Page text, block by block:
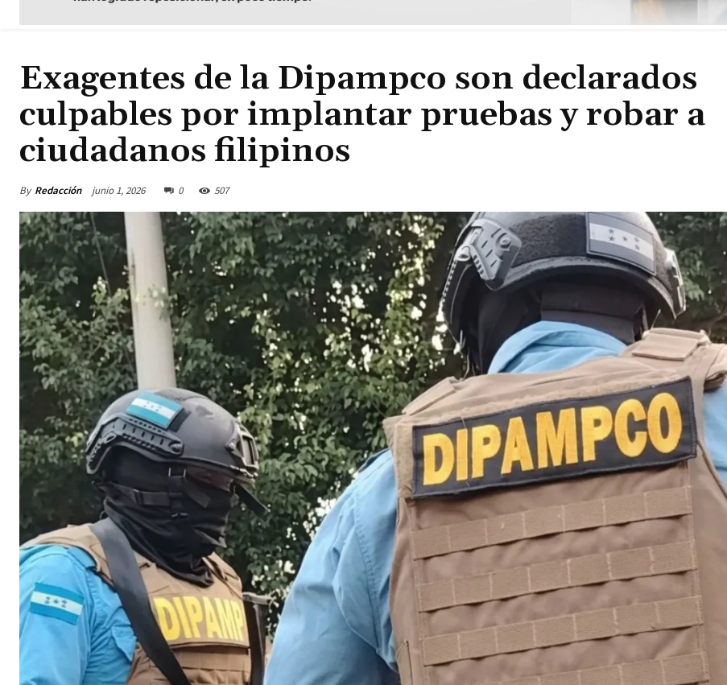
Exagentes de la Dipampco son declarados
culpables por implantar pruebas y robar a
ciudadanos filipinos
By Redacción junio 1, 2026 0 507